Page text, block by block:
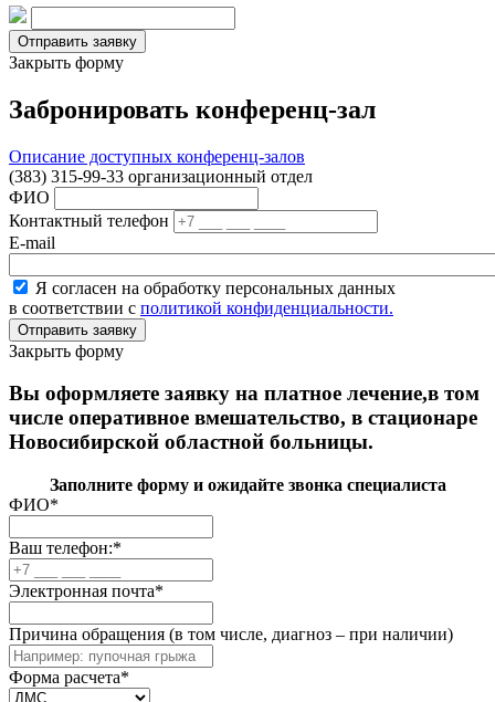
Закрыть форму
Забронировать конференц-зал
Описание доступных конференц-залов
(383) 315-99-33 организационный отдел
ФИО
Контактный телефон
E-mail
Я согласен на обработку персональных данных
в соответствии с политикой конфиденциальности.
Закрыть форму
Вы оформляете заявку на платное лечение,в том
числе оперативное вмешательство, в стационаре
Новосибирской областной больницы.
Заполните форму и ожидайте звонка специалиста
ФИО*
Ваш телефон:*
Электронная почта*
Причина обращения (в том числе, диагноз – при наличии)
Форма расчета*